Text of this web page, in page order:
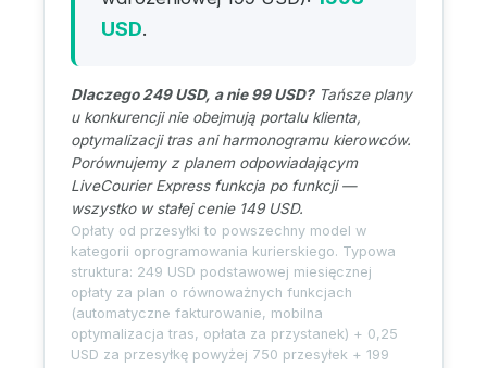
USD.
Dlaczego 249 USD, a nie 99 USD?Tańsze plany
u konkurencji nie obejmują portalu klienta,
optymalizacji tras ani harmonogramu kierowców.
Porównujemy z planem odpowiadającym
LiveCourier Express funkcja po funkcji —
wszystko w stałej cenie 149 USD.
Opłaty od przesyłki to powszechny model w
kategorii oprogramowania kurierskiego. Typowa
struktura: 249 USD podstawowej miesięcznej
opłaty za plan o równoważnych funkcjach
(automatyczne fakturowanie, mobilna
optymalizacja tras, opłata za przystanek) + 0,25
USD za przesyłkę powyżej 750 przesyłek + 199